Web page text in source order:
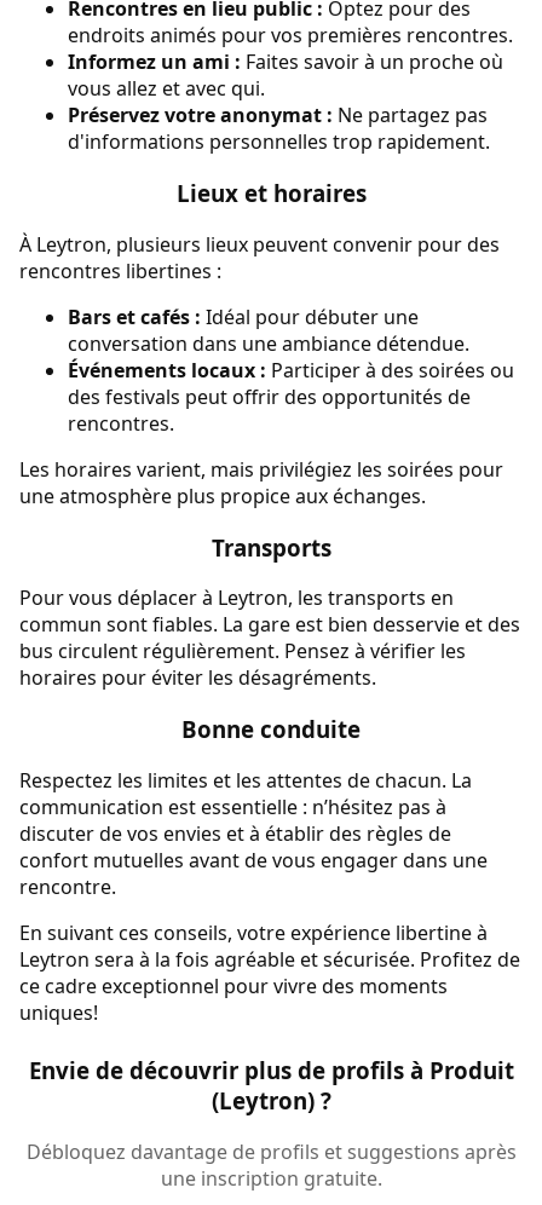
Rencontres en lieu public : Optez pour des
endroits animés pour vos premières rencontres.
Informez un ami : Faites savoir à un proche où
vous allez et avec qui.
Préservez votre anonymat : Ne partagez pas
d'informations personnelles trop rapidement.
Lieux et horaires
À Leytron, plusieurs lieux peuvent convenir pour des
rencontres libertines :
Bars et cafés : Idéal pour débuter une
conversation dans une ambiance détendue.
Événements locaux : Participer à des soirées ou
des festivals peut offrir des opportunités de
rencontres.
Les horaires varient, mais privilégiez les soirées pour
une atmosphère plus propice aux échanges.
Transports
Pour vous déplacer à Leytron, les transports en
commun sont fiables. La gare est bien desservie et des
bus circulent régulièrement. Pensez à vérifier les
horaires pour éviter les désagréments.
Bonne conduite
Respectez les limites et les attentes de chacun. La
communication est essentielle : n’hésitez pas à
discuter de vos envies et à établir des règles de
confort mutuelles avant de vous engager dans une
rencontre.
En suivant ces conseils, votre expérience libertine à
Leytron sera à la fois agréable et sécurisée. Profitez de
ce cadre exceptionnel pour vivre des moments
uniques!
Envie de découvrir plus de profils à Produit
(Leytron) ?
Débloquez davantage de profils et suggestions après
une inscription gratuite.